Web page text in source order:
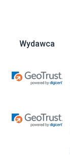
Wydawca